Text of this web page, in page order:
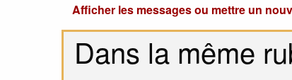
Afficher les messages ou mettre un
Dans la même